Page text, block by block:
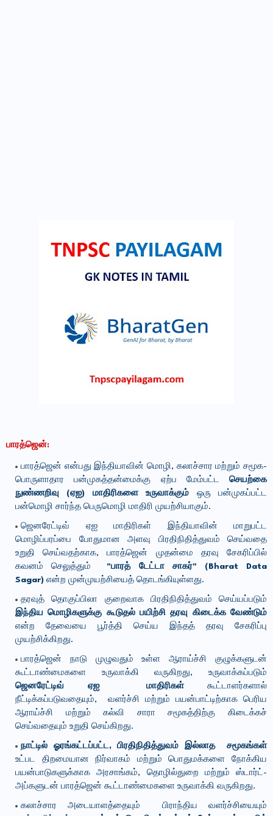
பாரத்ஜென்:
பாரத்ஜென் என்பது இந்தியாவின் மொழி, கலாச்சார மற்றும் சமூக-
பொருளாதார பன்முகத்தன்மைக்கு ஏற்ப மேம்பட்ட செயற்கை
நுண்ணறிவு (ஏஐ) மாதிரிகளை உருவாக்கும் ஒரு பன்முகப்பட்ட
பன்மொழி சார்ந்த பெருமொழி மாதிரி முயற்சியாகும்.
ஜெனரேட்டிவ் ஏஐ மாதிரிகள் இந்தியாவின் மாறுபட்ட
மொழிப்பரப்பை போதுமான அளவு பிரதிநிதித்துவம் செய்வதை
உறுதி செய்வதற்காக, பாரத்ஜென் முதன்மை தரவு சேகரிப்பில்
கவனம் செலுத்தும்
"பாரத் டேட்டா சாகர்" ( Bharat Data
Sagar) என்ற முன்முயற்சியைத் தொடங்கியுள்ளது.
தரவுத் தொகுப்பிலா குறைவாக பிரதிநிதித்துவம் செய்யப்படும்
இந்திய மொழிகளுக்கு கூடுதல் பயிற்சி தரவு கிடைக்க வேண்டும்
என்ற தேவையை பூர்த்தி செய்ய இந்தத் தரவு சேகரிப்பு
முயற்சிக்கிறது.
பாரத்ஜென் நாடு முழுவதும் உள்ள ஆராய்ச்சி குழுக்களுடன்
கூட்டாண்மைகளை உருவாக்கி வருகிறது, உருவாக்கப்படும்
ஜெனரேட்டிவ் ஏஐ மாதிரிகள் கூட்டாளர்களால்
நீட்டிக்கப்படுவதையும், வளர்ச்சி மற்றும் பயன்பாட்டிற்காக பெரிய
ஆராய்ச்சி மற்றும் கல்வி சாரா சமூகத்திற்கு கிடைக்கச்
செய்வதையும் உறுதி செய்கிறது.
நாட்டில் ஓரங்கட்டப்பட்ட, பிரதிநிதித்துவம் இல்லாத சமூகங்கள்
உட்பட திறமையான நிர்வாகம் மற்றும் பொதுமக்களை நோக்கிய
பயன்பாடுகளுக்காக அரசாங்கம், தொழில்துறை மற்றும் ஸ்டார்ட்-
அப்களுடன் பாரத்ஜென் கூட்டாண்மைகளை உருவாக்கி வருகிறது.
கலாச்சார அடையாளத்தையும் பிராந்திய வளர்ச்சியையும்